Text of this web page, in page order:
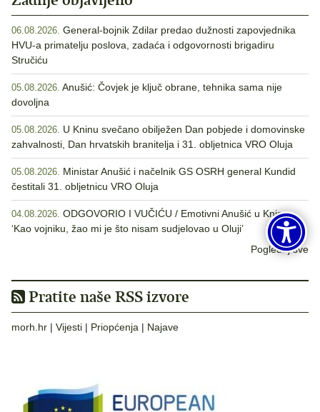
06.08.2026. General-bojnik Zdilar predao dužnosti zapovjednika
HVU-a primatelju poslova, zadaća i odgovornosti brigadiru
Stručiću
05.08.2026. Anušić: Čovjek je ključ obrane, tehnika sama nije
dovoljna
05.08.2026. U Kninu svečano obilježen Dan pobjede i domovinske
zahvalnosti, Dan hrvatskih branitelja i 31. obljetnica VRO Oluja
05.08.2026. Ministar Anušić i načelnik GS OSRH general Kundid
čestitali 31. obljetnicu VRO Oluja
04.08.2026. ODGOVORIO I VUČIĆU / Emotivni Anušić u Kninu:
‘Kao vojniku, žao mi je što nisam sudjelovao u Oluji’
Pogledaj sve
Pratite naše RSS izvore
morh.hr | Vijesti | Priopćenja | Najave